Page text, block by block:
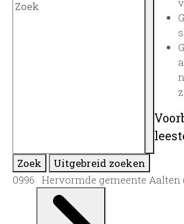
Zoek
Uitgebreid zoeken
0996 Hervormde gemeente Aalten